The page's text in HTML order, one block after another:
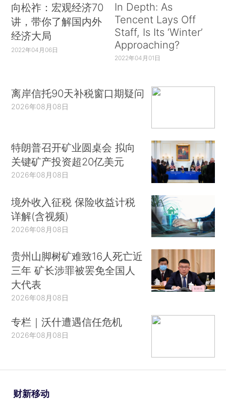
向松祚：宏观经济70
讲，带你了解国内外
经济大局
2022年04月06日
In Depth: As
Tencent Lays Off
Staff, Is Its ‘Winter’
Approaching?
2022年04月01日
离岸信托90天补税窗口期疑问
2026年08月08日
特朗普召开矿业圆桌会 拟向
关键矿产投资超20亿美元
2026年08月08日
境外收入征税 保险收益计税
详解(含视频)
2026年08月08日
贵州山脚树矿难致16人死亡近
三年 矿长涉罪被罢免全国人
大代表
2026年08月08日
专栏｜沃什遭遇信任危机
2026年08月08日
财新移动